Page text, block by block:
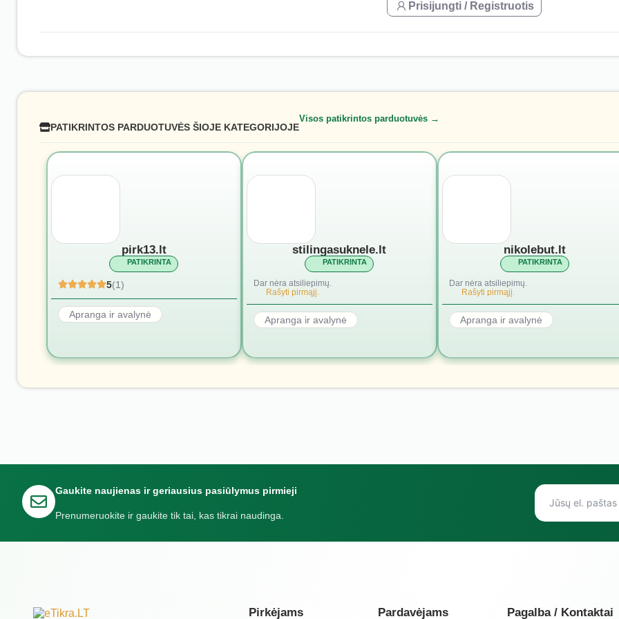
Prisijungti / Registruotis
PATIKRINTOS PARDUOTUVĖS ŠIOJE KATEGORIJOJE
Visos patikrintos parduotuvės →
pirk13.lt
PATIKRINTA
5(1)
Apranga ir avalynė
stilingasuknele.lt
PATIKRINTA
Dar nėra atsiliepimų.
Rašyti pirmąjį.
Apranga ir avalynė
nikolebut.lt
PATIKRINTA
Dar nėra atsiliepimų.
Rašyti pirmąjį.
Apranga ir avalynė
Gaukite naujienas ir geriausius pasiūlymus pirmieji
Prenumeruokite ir gaukite tik tai, kas tikrai naudinga.
Pirkėjams Pardavėjams Pagalba / Kontaktai